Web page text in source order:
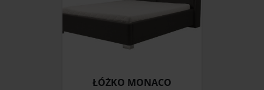
ŁÓŻKO MONACO